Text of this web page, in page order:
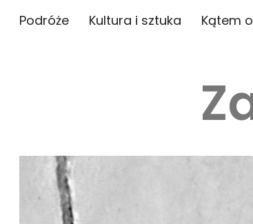
Podróże Kultura i sztuka Kątem